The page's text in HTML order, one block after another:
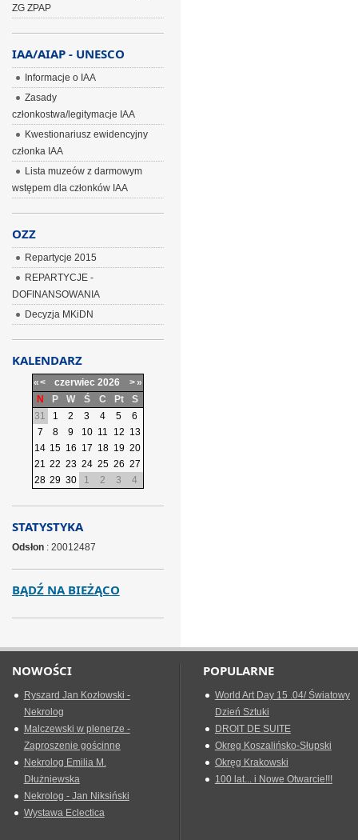
ZG ZPAP
IAA/AIAP - UNESCO
Informacje o IAA
Zasady
członkostwa/legitymacje IAA
Kwestionariusz ewidencyjny
członka IAA
Lista muzeów z darmowym
wstępem dla członków IAA
OZZ
Repartycje 2015
REPARTYCJE -
DOFINANSOWANIA
Decyzja MKiDN
KALENDARZ
«< czerwiec 2026 >»
N
P W Ś C Pt
S
31
1 2 3 4 5
6
7
8 9 10 11 12 13
14 15 16 17 18 19 20
21 22 23 24 25 26 27
28 29 30 1 2 3 4
STATYSTYKA
Odsłon: 20012487
BĄDŹ NA BIEŻĄCO
NOWOŚCI
Ryszard Jan Kozłowski -
Nekrolog
Malczewski w plenerze -
Zaproszenie gościnne
Nekrolog Emilia M.
Dłużniewska
Nekrolog - Jan Niksiński
Wystawa Eclectica
POPULARNE
World Art Day 15 .04/ Światowy
Dzień Sztuki
DROIT DE SUITE
Okreg Koszalińsko-Słupski
Okręg Krakowski
100 lat... i Nowe Otwarcie!!!